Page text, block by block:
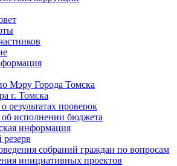
Мэру Города Томска
г. Томска
результатах проверок
исполнении бюджета
информация
собраний граждан по вопросам
инициативных проектов